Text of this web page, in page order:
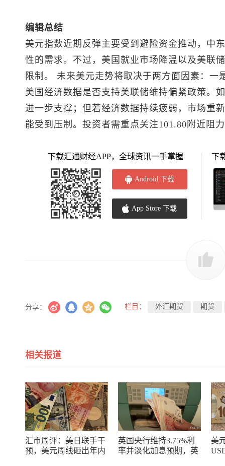
编辑总结
美元指数近期反弹主要受到避险资金推动，中
性的需求。不过，美国就业市场降温以及美联
限制。 未来美元走势将取决于两方面因素：
美国经济数据是否支持美联储维持偏紧政策。
进一步支撑；但若经济数据持续疲弱，市场重
能受到压制。投资者需重点关注101.80附近阻
下载汇通财经APP，全球资讯一手掌握
Android 下载
App Store 下载
下
分享： 栏目： 外汇期货 期货
相关报道
汇市周评：美日联手干
预，美元周线砸出年内
英国央行维持3.75%利
率并淡化加息预期，英
美